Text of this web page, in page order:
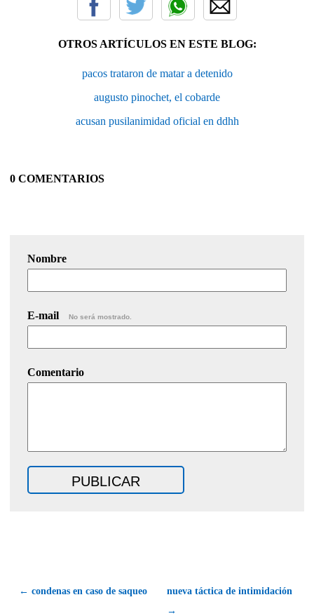
OTROS ARTÍCULOS EN ESTE BLOG:
pacos trataron de matar a detenido
augusto pinochet, el cobarde
acusan pusilanimidad oficial en ddhh
0 COMENTARIOS
Nombre
E-mail No será mostrado.
Comentario
← condenas en caso de saqueo
nueva táctica de intimidación
→